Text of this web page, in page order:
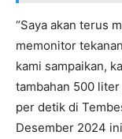
“Saya akan terus
memonitor
kami sampaikan,
tambahan 500
per detik di
Desember 2024